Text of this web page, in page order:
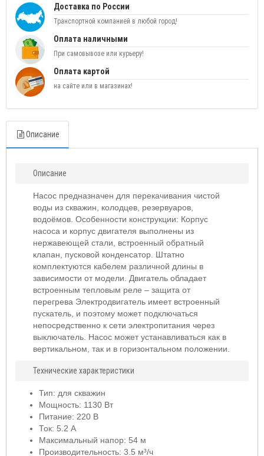
Доставка по России
Транспортной компанией в любой город!
Оплата наличными
При самовывозе или курьеру!
Оплата картой
на сайте или в магазинах!
Описание
Описание
Насос предназначен для перекачивания чистой
воды из скважин, колодцев, резервуаров,
водоёмов. Особенности конструкции: Корпус
насоса и корпус двигателя выполнены из
нержавеющей стали, встроенный обратный
клапан, пусковой конденсатор. Штатно
комплектуются кабелем различной длины в
зависимости от модели. Двигатель обладает
встроенным тепловым реле – защита от
перегрева Электродвигатель имеет встроенный
пускатель, и поэтому может подключаться
непосредственно к сети электропитания через
выключатель. Насос может устанавливаться как в
вертикальном, так и в горизонтальном положении.
Технические характеристики
Тип: для скважин
Мощность: 1130 Вт
Питание: 220 В
Ток: 5.2 А
Максимальный напор: 54 м
Производительность: 3.5 м³/ч